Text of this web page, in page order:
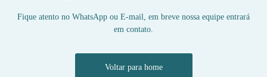
Fique atento no WhatsApp ou E-mail, em breve nossa equipe entrará
em contato.
Voltar para home